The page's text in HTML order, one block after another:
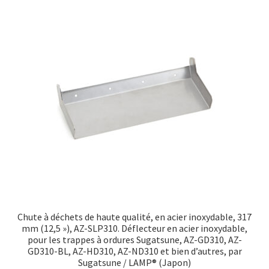
Chute à déchets de haute qualité, en acier inoxydable, 317
mm (12,5 »), AZ-SLP310. Déflecteur en acier inoxydable,
pour les trappes à ordures Sugatsune, AZ-GD310, AZ-
GD310-BL, AZ-HD310, AZ-ND310 et bien d’autres, par
Sugatsune / LAMP® (Japon)